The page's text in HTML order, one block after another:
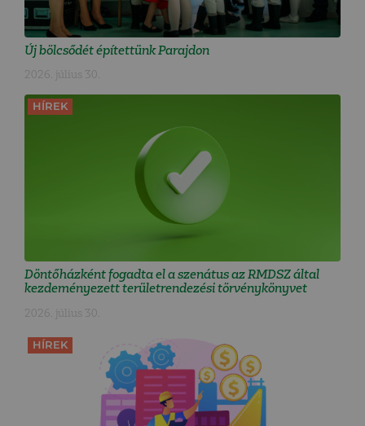
Új bölcsődét építettünk Parajdon
2026. július 30.
HÍREK
Döntőházként fogadta el a szenátus az RMDSZ által
kezdeményezett területrendezési törvénykönyvet
2026. július 30.
HÍREK